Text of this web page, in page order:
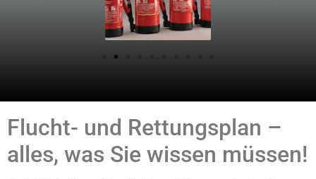
Flucht- und Rettungsplan –
alles, was Sie wissen müssen!